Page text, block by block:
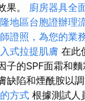
果。 廚房器具全
地區台胞證辦理
證照，為您的業
式拉提肌膚 在此
子的SPF面霜和
缺陷和煙酰胺以
方式 根據測試人